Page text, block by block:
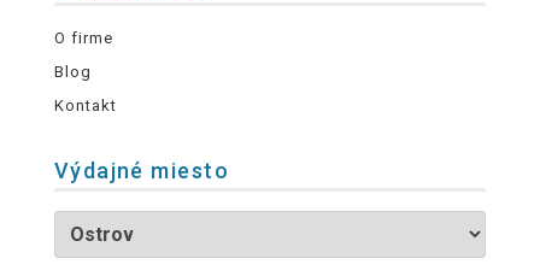
O firme
Blog
Kontakt
Výdajné miesto